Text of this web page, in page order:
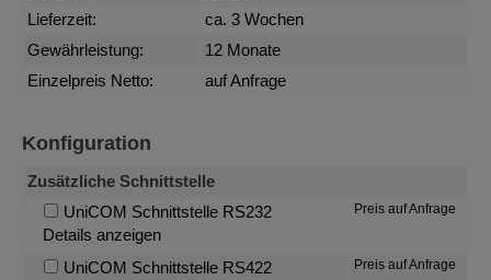
Lieferzeit:
ca. 3 Wochen
Gewährleistung:
12 Monate
Einzelpreis Netto:
auf Anfrage
Konfiguration
Zusätzliche Schnittstelle
UniCOM Schnittstelle RS232
Details anzeigen
Preis auf Anfrage
UniCOM Schnittstelle RS422
Preis auf Anfrage